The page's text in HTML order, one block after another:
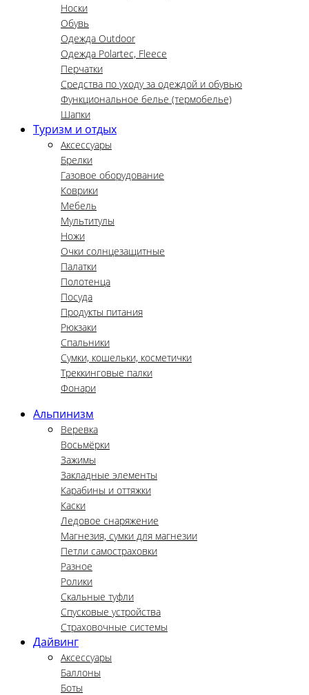
Носки
Обувь
Одежда Outdoor
Одежда Polartec, Fleece
Перчатки
Средства по уходу за одеждой и обувью
Функциональное белье (термобелье)
Шапки
Туризм и отдых
Аксессуары
Брелки
Газовое оборудование
Коврики
Мебель
Мультитулы
Ножи
Очки солнцезащитные
Палатки
Полотенца
Посуда
Продукты питания
Рюкзаки
Спальники
Сумки, кошельки, косметички
Треккинговые палки
Фонари
Альпинизм
Веревка
Восьмёрки
Зажимы
Закладные элементы
Карабины и оттяжки
Каски
Ледовое снаряжение
Магнезия, сумки для магнезии
Петли самостраховки
Разное
Ролики
Скальные туфли
Спусковые устройства
Страховочные системы
Дайвинг
Аксессуары
Баллоны
Боты